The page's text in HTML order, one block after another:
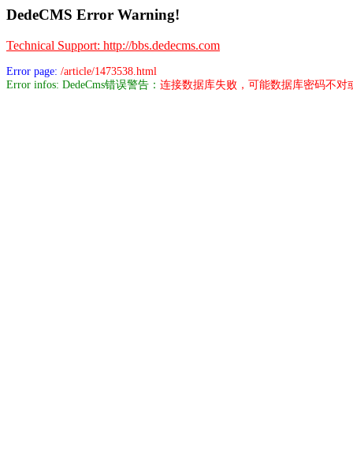
DedeCMS Error Warning!
Technical Support: http://bbs.dedecms.com
Error page: /article/1473538.html
Error infos: DedeCms错误警告： 连接数据库失败，可能数据库密码不对